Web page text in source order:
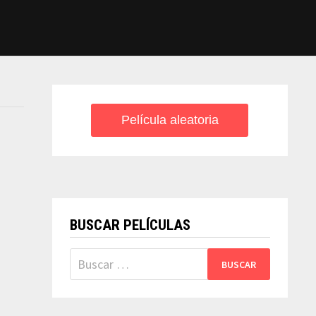
Película aleatoria
BUSCAR PELÍCULAS
Buscar: